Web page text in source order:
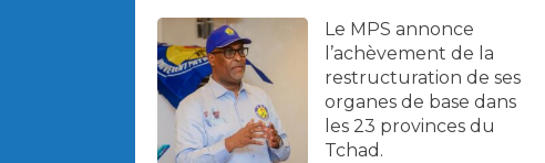
Le MPS annonce
l’achèvement de la
restructuration de ses
organes de base dans
les 23 provinces du
Tchad.